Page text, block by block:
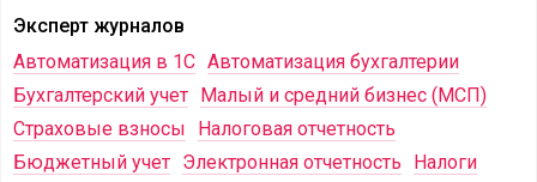
Эксперт журналов
Автоматизация в 1С Автоматизация бухгалтерии
Бухгалтерский учет Малый и средний бизнес (МСП)
Страховые взносы
Налоговая отчетность
Бюджетный учет Электронная отчетность
Налоги